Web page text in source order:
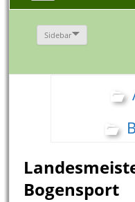
Sidebar
Bogensport